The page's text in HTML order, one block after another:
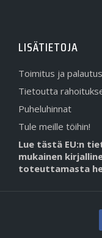
LISÄTIETOJA
Toimitus ja
Tietoutta
Puheluhinnat
Tule meille töihin!
Lue tästä EU:n
mukainen
toteuttamasta